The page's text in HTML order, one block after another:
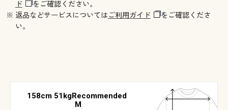
ド
をご確認ください。
※ 返品などサービスについてはご利用ガイド
をご確認くださ
い。
158cm 51kgRecommended
M